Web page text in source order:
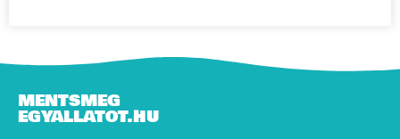
MENTSMEG
EGYALLATOT.HU